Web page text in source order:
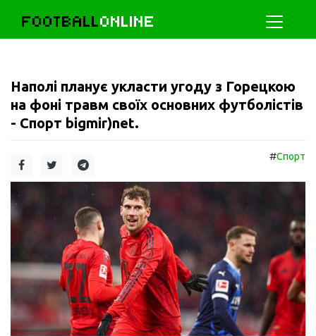
FOOTBALLONLINE
Наполі планує укласти угоду з Горецкою
на фоні травм своїх основних футболістів
- Спорт bigmir)net.
#Спорт